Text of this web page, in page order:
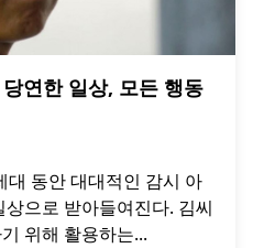
연한 일상, 모든 행동
대 동안 대대적인 감시 아
으로 받아들여진다. 김씨
위해 활용하는...